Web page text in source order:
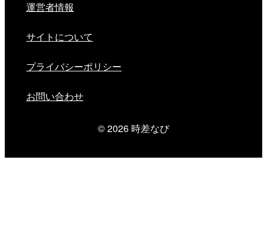
運営者情報
サイトについて
プライバシーポリシー
お問い合わせ
© 2026 時差なび